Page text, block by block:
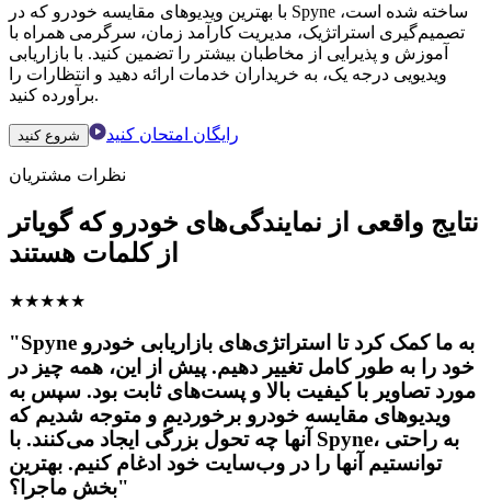
با بهترین ویدیوهای مقایسه خودرو که در Spyne ساخته شده است،
تصمیم‌گیری استراتژیک، مدیریت کارآمد زمان، سرگرمی همراه با
آموزش و پذیرایی از مخاطبان بیشتر را تضمین کنید. با بازاریابی
ویدیویی درجه یک، به خریداران خدمات ارائه دهید و انتظارات را
برآورده کنید.
شروع کنید رایگان امتحان کنید
نظرات مشتریان
نتایج واقعی از نمایندگی‌های خودرو که گویاتر
از کلمات هستند
★★★★★
"Spyne به ما کمک کرد تا استراتژی‌های بازاریابی خودرو
خود را به طور کامل تغییر دهیم. پیش از این، همه چیز در
مورد تصاویر با کیفیت بالا و پست‌های ثابت بود. سپس به
ویدیوهای مقایسه خودرو برخوردیم و متوجه شدیم که
آنها چه تحول بزرگی ایجاد می‌کنند. با Spyne، به راحتی
توانستیم آنها را در وب‌سایت خود ادغام کنیم. بهترین
بخش ماجرا؟"